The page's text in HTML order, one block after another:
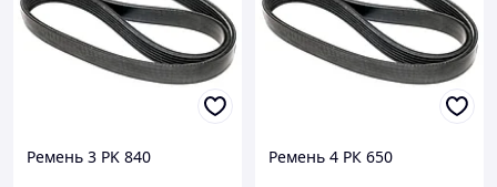
Ремень 3 PK 840 Ремень 4 РК 650